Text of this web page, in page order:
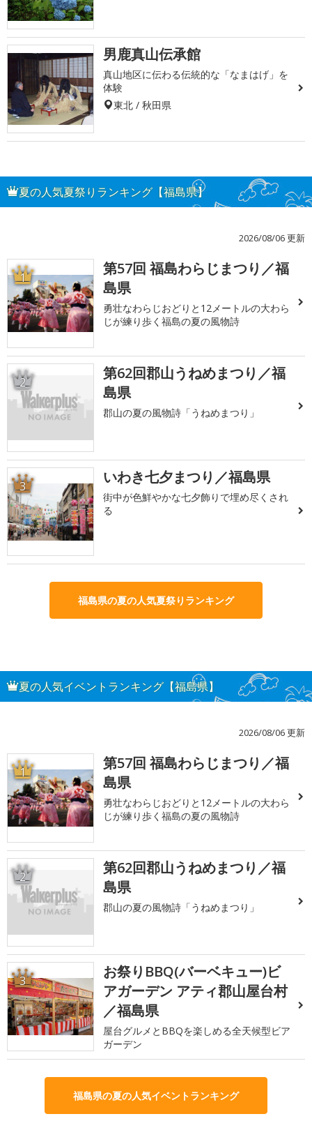
男鹿真山伝承館
真山地区に伝わる伝統的な「なまはげ」を
体験
東北 / 秋田県
夏の人気夏祭りランキング【福島県】
2026/08/06 更新
1
第57回 福島わらじまつり／福
島県
勇壮なわらじおどりと12メートルの大わら
じが練り歩く福島の夏の風物詩
2
第62回郡山うねめまつり／福
島県
郡山の夏の風物詩「うねめまつり」
3 いわき七夕まつり／福島県
街中が色鮮やかな七夕飾りで埋め尽くされ
る
福島県の夏の人気夏祭りランキング
夏の人気イベントランキング【福島県】
2026/08/06 更新
1
第57回 福島わらじまつり／福
島県
勇壮なわらじおどりと12メートルの大わら
じが練り歩く福島の夏の風物詩
2
第62回郡山うねめまつり／福
島県
郡山の夏の風物詩「うねめまつり」
3
お祭りBBQ(バーベキュー)ビ
アガーデン アティ郡山屋台村
／福島県
屋台グルメとBBQを楽しめる全天候型ビア
ガーデン
福島県の夏の人気イベントランキング